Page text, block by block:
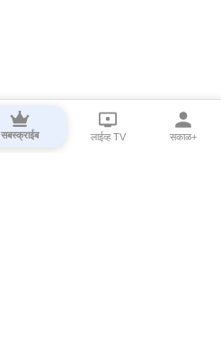
सबस्क्राईब लाईव्ह TV सकाळ+